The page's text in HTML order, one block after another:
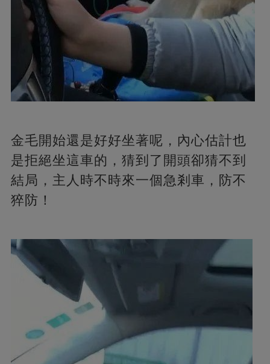
金毛開始還是好好坐著呢，內心估計也
是拒絕坐這車的，猜到了開頭卻猜不到
結局，主人時不時來一個急剎車，防不
猝防！